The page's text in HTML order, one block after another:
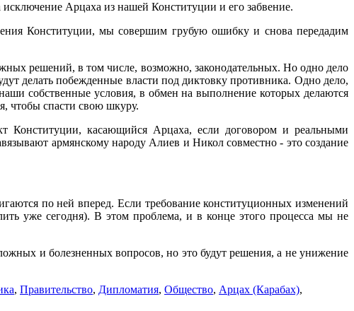
Арцаха из нашей Конституции и его забвение.
Конституции, мы совершим грубую ошибку и снова передадим
решений, в том числе, возможно, законодательных. Но одно дело
делать побежденные власти под диктовку противника. Одно дело,
собственные условия, в обмен на выполнение которых делаются
чтобы спасти свою шкуру.
Конституции, касающийся Арцаха, если договором и реальными
армянскому народу Алиев и Никол совместно - это создание
по ней вперед. Если требование конституционных изменений
уже сегодня). В этом проблема, и в конце этого процесса мы не
и болезненных вопросов, но это будут решения, а не унижение
, Правительство, Дипломатия, Общество, Арцах (Карабах),